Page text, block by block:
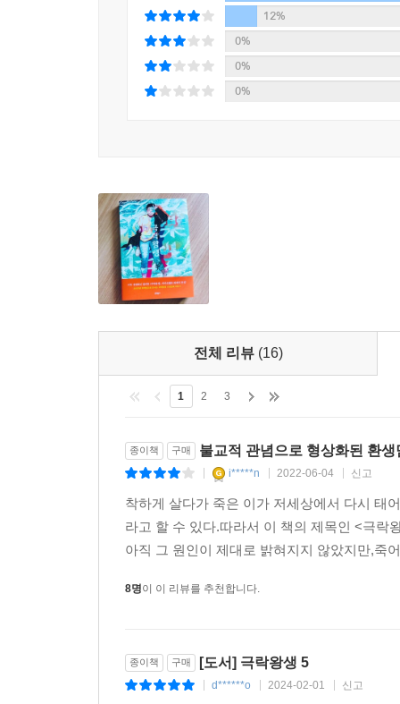
12%
0%
0%
0%
전체 리뷰 (16)
1 2 3
종이책 구매 불교적 관념으로 형상화된 환생
i*****n 2022-06-04 신고
착하게 살다가 죽은 이가 저세상에서 다시 태
라고 할 수 있다.따라서 이 책의 제목인 <극락
아직 그 원인이 제대로 밝혀지지 않았지만,죽
8명이 이 리뷰를 추천합니다.
종이책 구매 [도서] 극락왕생 5
d******o 2024-02-01 신고